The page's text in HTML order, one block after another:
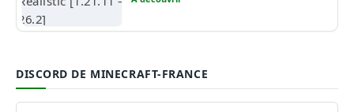
DISCORD DE MINECRAFT-FRANCE